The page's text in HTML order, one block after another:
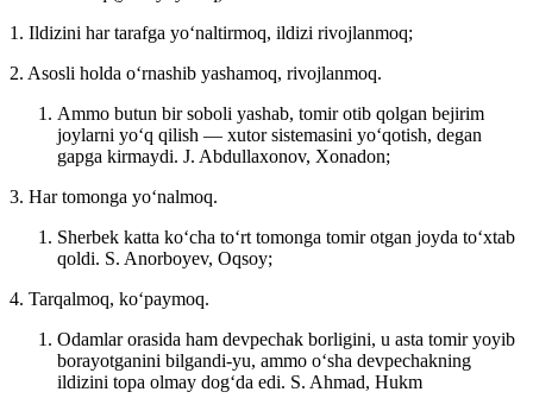
1. Ildizini har tarafga yoʻnaltirmoq, ildizi rivojlanmoq;
2. Asosli holda oʻrnashib yashamoq, rivojlanmoq.
Ammo butun bir soboli yashab, tomir otib qolgan bejirim
joylarni yoʻq qilish — xutor sistemasini yoʻqotish, degan
gapga kirmaydi. J. Abdullaxonov, Xonadon;
3. Har tomonga yoʻnalmoq.
Sherbek katta koʻcha toʻrt tomonga tomir otgan joyda toʻxtab
qoldi. S. Anorboyev, Oqsoy;
4. Tarqalmoq, koʻpaymoq.
Odamlar orasida ham devpechak borligini, u asta tomir yoyib
borayotganini bilgandi-yu, ammo oʻsha devpechakning
ildizini topa olmay dogʻda edi. S. Ahmad, Hukm